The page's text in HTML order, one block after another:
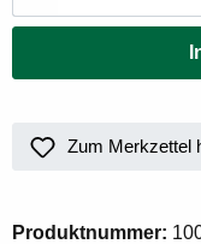
Zum Merkzettel
Produktnummer: